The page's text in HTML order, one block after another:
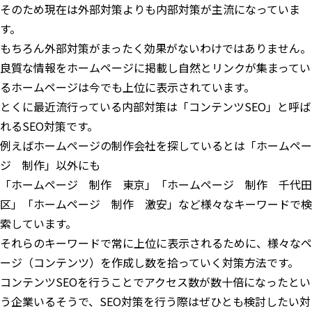
そのため現在は外部対策よりも内部対策が主流になっていま
す。
もちろん外部対策がまったく効果がないわけではありません。
良質な情報をホームページに掲載し自然とリンクが集まってい
るホームページは今でも上位に表示されています。
とくに最近流行っている内部対策は「コンテンツSEO」と呼ば
れるSEO対策です。
例えばホームページの制作会社を探しているとは「ホームペー
ジ 制作」以外にも
「ホームページ 制作 東京」「ホームページ 制作 千代田
区」「ホームページ 制作 激安」など様々なキーワードで検
索しています。
それらのキーワードで常に上位に表示されるために、様々なペ
ージ（コンテンツ）を作成し数を拾っていく対策方法です。
コンテンツSEOを行うことでアクセス数が数十倍になったとい
う企業いるそうで、SEO対策を行う際はぜひとも検討したい対